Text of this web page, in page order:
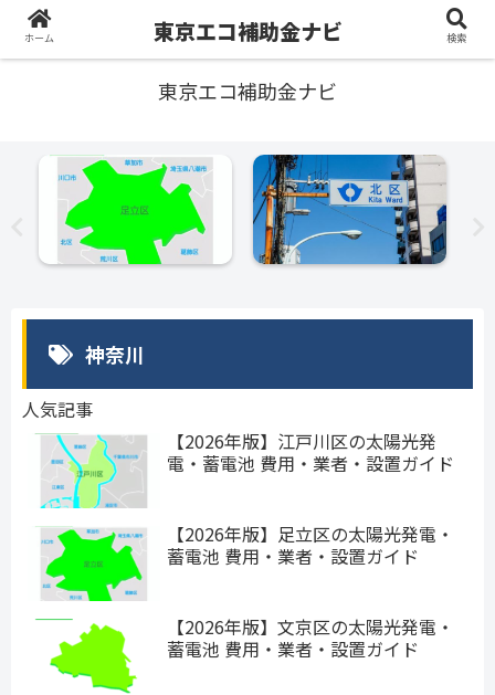
東京エコ補助金ナビ
神奈川
人気記事
【2026年版】江戸川区の太陽光発
電・蓄電池 費用・業者・設置ガイド
【2026年版】足立区の太陽光発電・
蓄電池 費用・業者・設置ガイド
【2026年版】文京区の太陽光発電・
蓄電池 費用・業者・設置ガイド
ホーム 東京エコ補助金ナビ 検索